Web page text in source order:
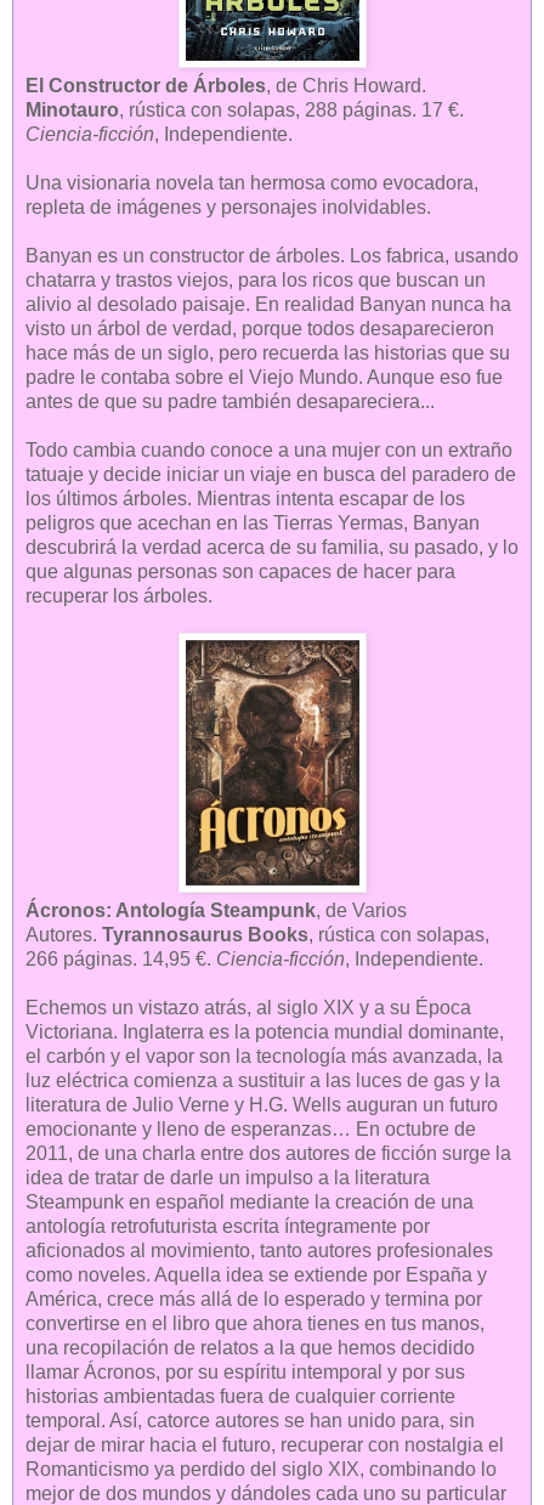
El Constructor de Árboles, de Chris Howard.
Minotauro, rústica con solapas, 288 páginas. 17 €.
Ciencia-ficción, Independiente.
Una visionaria novela tan hermosa como evocadora,
repleta de imágenes y personajes inolvidables.
Banyan es un constructor de árboles. Los fabrica, usando
chatarra y trastos viejos, para los ricos que buscan un
alivio al desolado paisaje. En realidad Banyan nunca ha
visto un árbol de verdad, porque todos desaparecieron
hace más de un siglo, pero recuerda las historias que su
padre le contaba sobre el Viejo Mundo. Aunque eso fue
antes de que su padre también desapareciera...
Todo cambia cuando conoce a una mujer con un extraño
tatuaje y decide iniciar un viaje en busca del paradero de
los últimos árboles. Mientras intenta escapar de los
peligros que acechan en las Tierras Yermas, Banyan
descubrirá la verdad acerca de su familia, su pasado, y lo
que algunas personas son capaces de hacer para
recuperar los árboles.
Ácronos: Antología Steampunk, de Varios
Autores. Tyrannosaurus Books, rústica con solapas,
266 páginas. 14,95 €. Ciencia-ficción, Independiente.
Echemos un vistazo atrás, al siglo XIX y a su Época
Victoriana. Inglaterra es la potencia mundial dominante,
el carbón y el vapor son la tecnología más avanzada, la
luz eléctrica comienza a sustituir a las luces de gas y la
literatura de Julio Verne y H.G. Wells auguran un futuro
emocionante y lleno de esperanzas… En octubre de
2011, de una charla entre dos autores de ficción surge la
idea de tratar de darle un impulso a la literatura
Steampunk en español mediante la creación de una
antología retrofuturista escrita íntegramente por
aficionados al movimiento, tanto autores profesionales
como noveles. Aquella idea se extiende por España y
América, crece más allá de lo esperado y termina por
convertirse en el libro que ahora tienes en tus manos,
una recopilación de relatos a la que hemos decidido
llamar Ácronos, por su espíritu intemporal y por sus
historias ambientadas fuera de cualquier corriente
temporal. Así, catorce autores se han unido para, sin
dejar de mirar hacia el futuro, recuperar con nostalgia el
Romanticismo ya perdido del siglo XIX, combinando lo
mejor de dos mundos y dándoles cada uno su particular